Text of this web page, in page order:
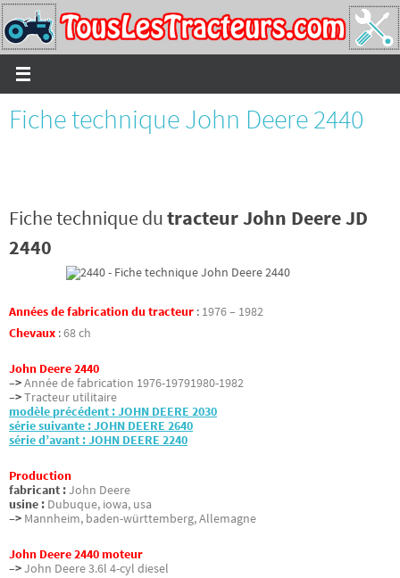
Passer
vers
le
contenu
Fiche technique John Deere 2440
Fiche technique dutracteur John Deere JD
2440
Années de fabrication du tracteur : 1976 – 1982
Chevaux :68 ch
John Deere 2440
–>Année de fabrication 1976-19791980-1982
–>Tracteur utilitaire
modèle précédent : JOHN DEERE 2030
série suivante : JOHN DEERE 2640
série d’avant : JOHN DEERE 2240
Production
fabricant :John Deere
usine : Dubuque, iowa, usa
–> Mannheim, baden-württemberg, Allemagne
John Deere 2440 moteur
–>John Deere 3.6l 4-cyl diesel